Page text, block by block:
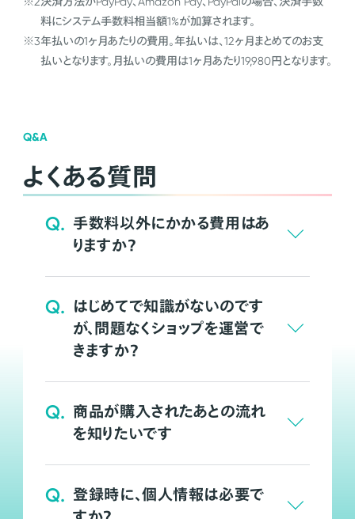
料にシステム手数料相当額1%が加算されます。
※3年払いの1ヶ月あたりの費用。年払いは、12ヶ月まとめてのお支
払いとなります。月払いの費用は1ヶ月あたり19,980円となります。
Q&A
よくある質問
Q. 手数料以外にかかる費用はあ
りますか？
Q. はじめてで知識がないのです
が、問題なくショップを運営で
きますか？
Q. 商品が購入されたあとの流れ
を知りたいです
Q. 登録時に、個人情報は必要で